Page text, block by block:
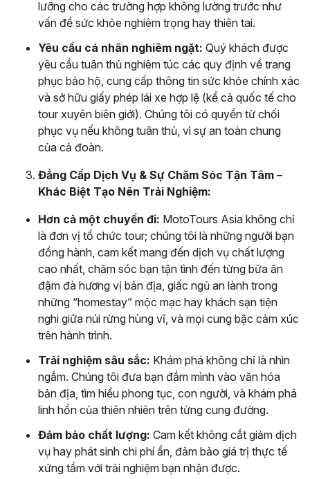
lưỡng cho các trường hợp không lường trước như
vấn đề sức khỏe nghiêm trọng hay thiên tai.
Yêu cầu cá nhân nghiêm ngặt: Quý khách được
yêu cầu tuân thủ nghiêm túc các quy định về trang
phục bảo hộ, cung cấp thông tin sức khỏe chính xác
và sở hữu giấy phép lái xe hợp lệ (kể cả quốc tế cho
tour xuyên biên giới). Chúng tôi có quyền từ chối
phục vụ nếu không tuân thủ, vì sự an toàn chung
của cả đoàn.
Đẳng Cấp Dịch Vụ & Sự Chăm Sóc Tận Tâm –
Khác Biệt Tạo Nên Trải Nghiệm:
Hơn cả một chuyến đi: MotoTours Asia không chỉ
là đơn vị tổ chức tour; chúng tôi là những người bạn
đồng hành, cam kết mang đến dịch vụ chất lượng
cao nhất, chăm sóc bạn tận tình đến từng bữa ăn
đậm đà hương vị bản địa, giấc ngủ an lành trong
những “homestay” mộc mạc hay khách sạn tiện
nghi giữa núi rừng hùng vĩ, và mọi cung bậc cảm xúc
trên hành trình.
Trải nghiệm sâu sắc: Khám phá không chỉ là nhìn
ngắm. Chúng tôi đưa bạn đắm mình vào văn hóa
bản địa, tìm hiểu phong tục, con người, và khám phá
linh hồn của thiên nhiên trên từng cung đường.
Đảm bảo chất lượng: Cam kết không cắt giảm dịch
vụ hay phát sinh chi phí ẩn, đảm bảo giá trị thực tế
xứng tầm với trải nghiệm bạn nhận được.